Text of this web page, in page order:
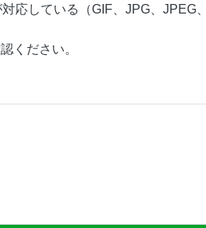
応している（GIF、JPG、JPEG
ください。